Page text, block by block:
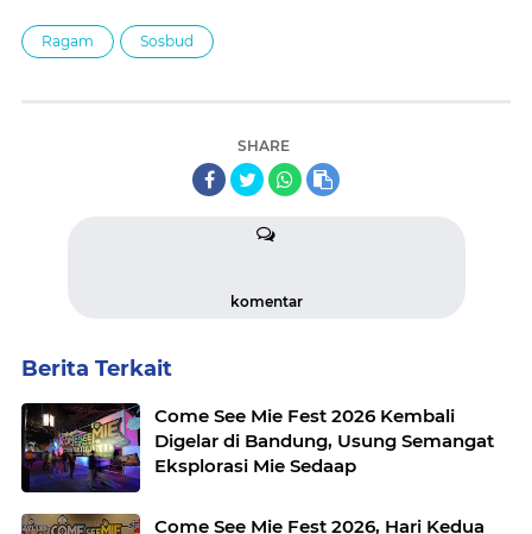
Ragam Sosbud
SHARE
komentar
Berita Terkait
Come See Mie Fest 2026 Kembali
Digelar di Bandung, Usung Semangat
Eksplorasi Mie Sedaap
Come See Mie Fest 2026, Hari Kedua